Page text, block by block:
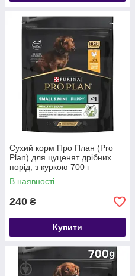
Сухий корм Про План (Pro
Plan) для цуценят дрібних
порід, з куркою 700 г
В наявності
240 ₴
Купити